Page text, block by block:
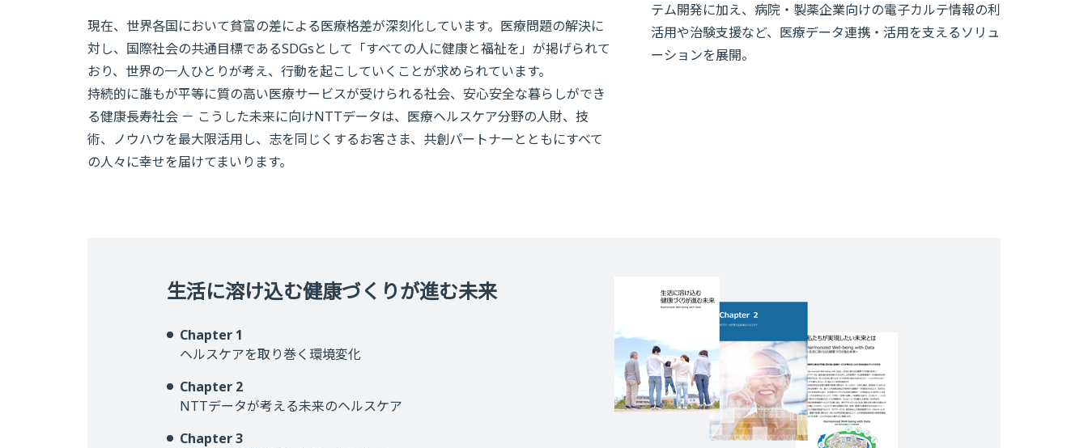
現在、世界各国において貧富の差による医療格差が深刻化しています。医療問題の解決に
対し、国際社会の共通目標であるSDGsとして「すべての人に健康と福祉を」が掲げられて
おり、世界の一人ひとりが考え、行動を起こしていくことが求められています。
持続的に誰もが平等に質の高い医療サービスが受けられる社会、安心安全な暮らしができ
る健康長寿社会 － こうした未来に向けNTTデータは、医療ヘルスケア分野の人財、技
術、ノウハウを最大限活用し、志を同じくするお客さま、共創パートナーとともにすべて
の人々に幸せを届けてまいります。
テム開発に加え、病院・製薬企業向けの電子カルテ情報の利
活用や治験支援など、医療データ連携・活用を支えるソリュ
ーションを展開。
生活に溶け込む健康づくりが進む未来
Chapter 1
ヘルスケアを取り巻く環境変化
Chapter 2
NTTデータが考える未来のヘルスケア
Chapter 3